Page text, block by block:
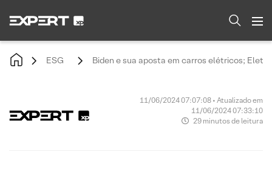
ESG Biden e sua aposta em carros elétricos;
11/06/2024 07:07:08 • Atualizado em
11/06/2024 07:33:10
29 minutos de leitura